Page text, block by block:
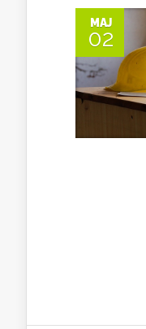
MAJ
02